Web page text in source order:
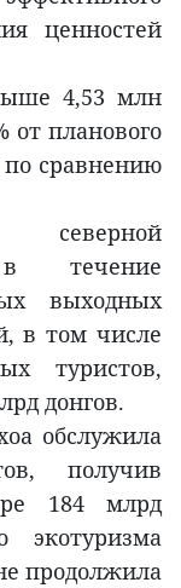
ценностей
4,53 млн
от планового
по сравнению
северной
течение
выходных
в том числе
туристов,
донгов.
обслужила
получив
184 млрд
экотуризма
продолжила